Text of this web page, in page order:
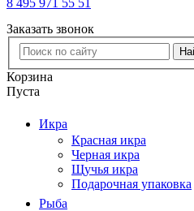
8 495 971 55 51
Заказать звонок
Корзина
Пуста
Икра
Красная икра
Черная икра
Щучья икра
Подарочная упаковка
Рыба